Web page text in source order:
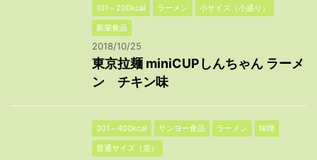
101～200kcal ラーメン
小サイズ（小盛り）
新栄食品
2018/10/25
東京拉麺 miniCUPしんちゃん ラーメ
ン チキン味
301～400kcal サンヨー食品 ラーメン
味噌
普通サイズ（並）